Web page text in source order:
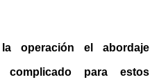
operación el abordaje
para estos